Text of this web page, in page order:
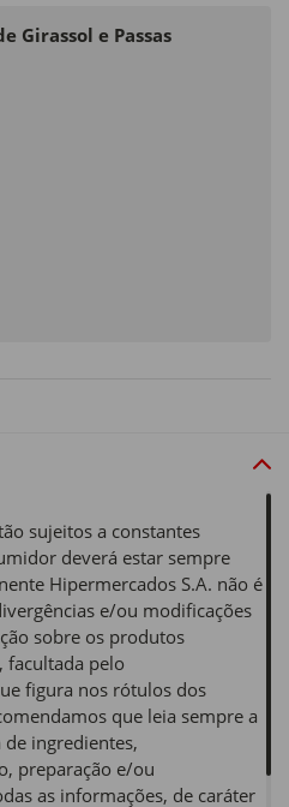
Girassol e Passas
sujeitos a constantes
deverá estar sempre
Hipermercados S.A. não é
e/ou modificações
sobre os produtos
facultada pelo
figura nos rótulos dos
que leia sempre a
ingredientes,
preparação e/ou
as informações, de caráter